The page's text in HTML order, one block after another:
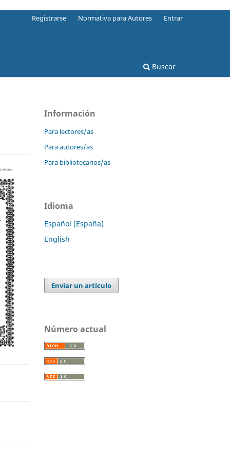
Buscar
Registrarse Normativa para Autores Entrar
Información
Para lectores/as
Para autores/as
Para bibliotecarios/as
Idioma
Español (España)
English
Enviar un artículo
Número actual